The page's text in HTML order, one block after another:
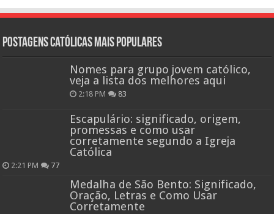
Postagens católicas mais Populares
Nomes para grupo jovem católico,
veja a lista dos melhores aqui
2:18 PM 83
Escapulário: significado, origem,
promessas e como usar
corretamente segundo a Igreja
Católica
2:21 PM 77
Medalha de São Bento: Significado,
Oração, Letras e Como Usar
Corretamente